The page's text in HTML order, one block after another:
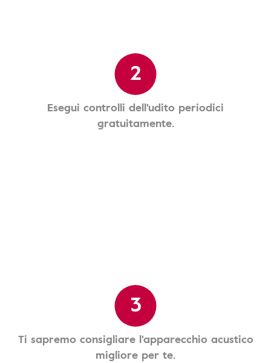
2
Esegui controlli dell'udito periodici
gratuitamente.
3
Ti sapremo consigliare l'apparecchio acustico
migliore per te.